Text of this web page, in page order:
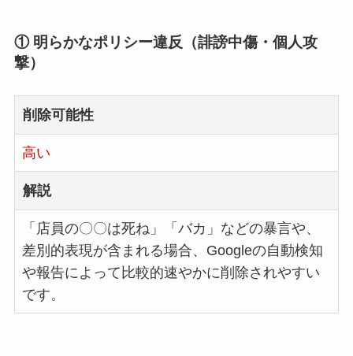
① 明らかなポリシー違反（誹謗中傷・個人攻
撃）
削除可能性
高い
解説
「店員の〇〇は死ね」「バカ」などの暴言や、
差別的表現が含まれる場合、Googleの自動検知
や報告によって比較的速やかに削除されやすい
です。